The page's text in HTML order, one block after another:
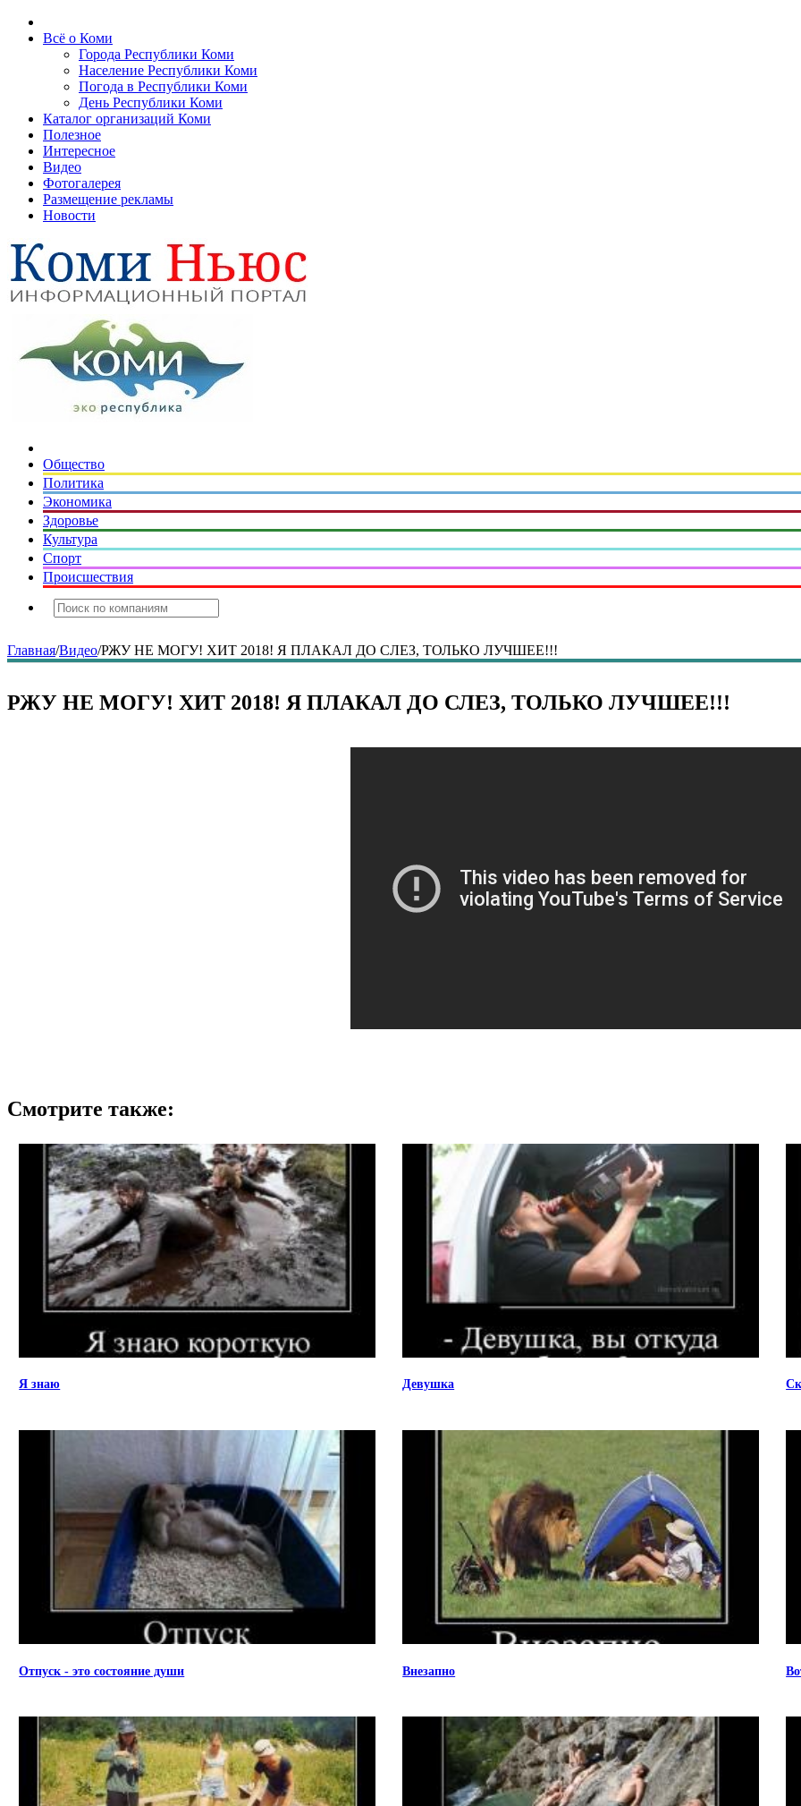
Всё о Коми
Города Республики Коми
Население Республики Коми
Погода в Республики Коми
День Республики Коми
Каталог организаций Коми
Полезное
Интересное
Видео
Фотогалерея
Размещение рекламы
Новости
Общество
Политика
Экономика
Здоровье
Культура
Спорт
Происшествия
Главная/Видео/РЖУ НЕ МОГУ! ХИТ 2018! Я ПЛАКАЛ ДО СЛЕЗ, ТОЛЬКО ЛУЧШЕЕ!!!
РЖУ НЕ МОГУ! ХИТ 2018! Я ПЛАКАЛ ДО СЛЕЗ, ТОЛЬКО ЛУЧШЕЕ!!!
Смотрите также:
Я знаю Девушка
Отпуск - это состояние души Внезапно